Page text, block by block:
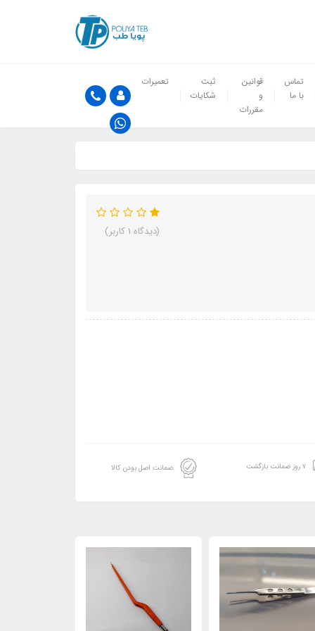
تماس
با ما
قوانین
و
مقررات
ثبت
شکایات
تعمیرات
(دیدگاه 1 کاربر)
۷ روز ضمانت بازگشت ضمانت اصل بودن کالا